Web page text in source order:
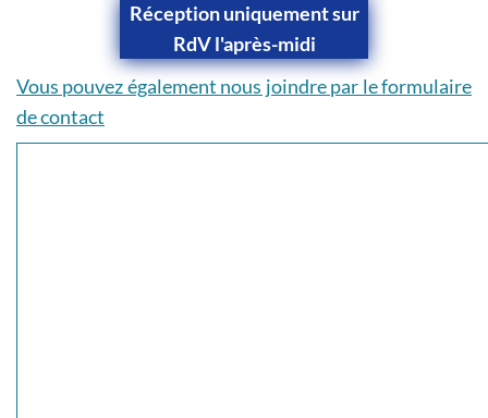
Réception uniquement sur
RdV l'après-midi
Vous pouvez également nous joindre par le formulaire
de contact